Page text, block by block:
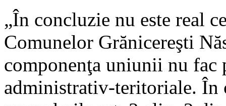
„În concluzie nu este real
Comunelor Grănicereşti
componenţa uniunii nu fac
administrativ-teritoriale. În